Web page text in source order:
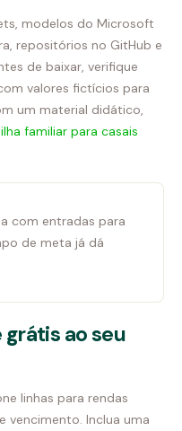
modelos do Microsoft
repositórios no GitHub e
de baixar, verifique
valores fictícios para
um material didático,
familiar para casais
com entradas para
de meta já dá
ao seu
linhas para rendas
vencimento. Inclua uma